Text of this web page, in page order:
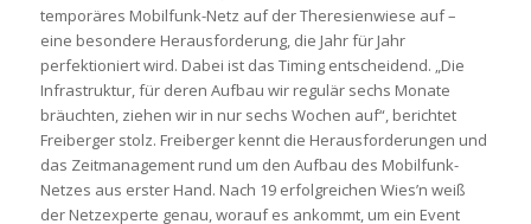
temporäres Mobilfunk-Netz auf der Theresienwiese auf –
eine besondere Herausforderung, die Jahr für Jahr
perfektioniert wird. Dabei ist das Timing entscheidend. „Die
Infrastruktur, für deren Aufbau wir regulär sechs Monate
bräuchten, ziehen wir in nur sechs Wochen auf“, berichtet
Freiberger stolz. Freiberger kennt die Herausforderungen und
das Zeitmanagement rund um den Aufbau des Mobilfunk-
Netzes aus erster Hand. Nach 19 erfolgreichen Wies’n weiß
der Netzexperte genau, worauf es ankommt, um ein Event